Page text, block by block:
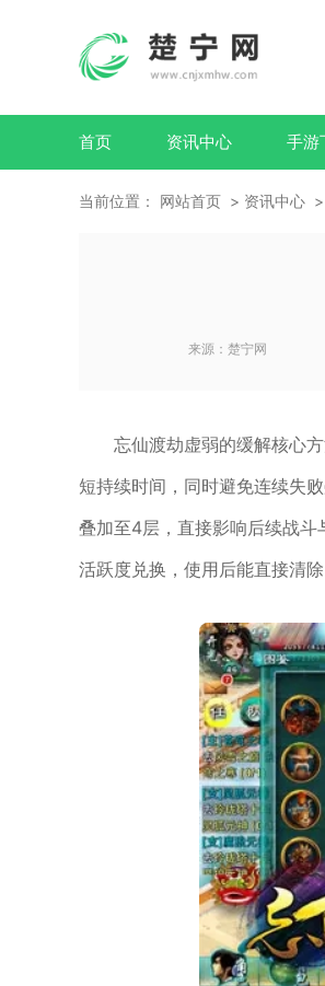
首页 资讯中心 手游
当前位置： 网站首页 资讯中心
来源： 楚宁网
忘仙渡劫虚弱的缓解核心
短持续时间，同时避免连续失
叠加至4层，直接影响后续战
活跃度兑换，使用后能直接清